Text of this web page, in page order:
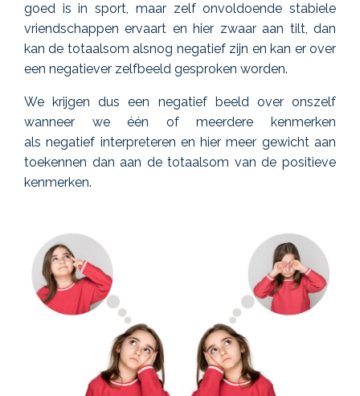
goed is in sport, maar zelf onvoldoende stabiele
vriendschappen ervaart en hier zwaar aan tilt, dan
kan de totaalsom alsnog negatief zijn en kan er over
een negatiever zelfbeeld gesproken worden.
We krijgen dus een negatief beeld over onszelf
wanneer we één of meerderekenmerken
als negatief interpreteren en hiermeer gewicht aan
toekennen dan aan de totaalsom van de positieve
kenmerken.